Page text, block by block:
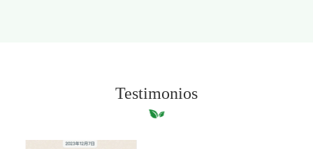
Testimonios